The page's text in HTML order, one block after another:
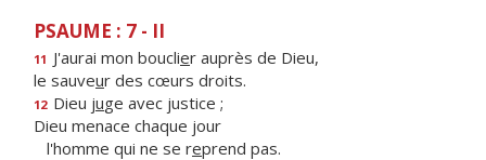
PSAUME : 7 - II
11 J'aurai mon bouclier auprès de Dieu,
le sauveur des cœurs droits.
12 Dieu juge avec justice ;
Dieu menace chaque jour
l'homme qui ne se reprend pas.